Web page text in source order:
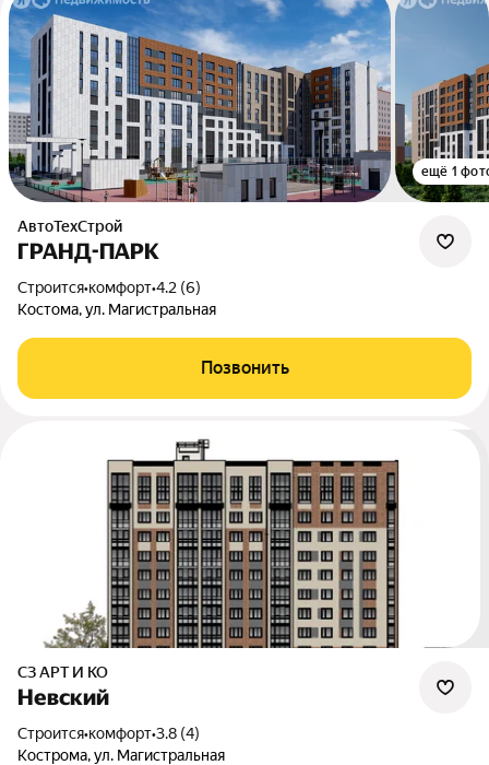
ещё 1
АвтоТехСтрой
ГРАНД-ПАРК
Строится•комфорт•4.2 (6)
Костома, ул. Магистральная
Позвонить
СЗ АРТ И КО
Невский
Строится•комфорт•3.8 (4)
Кострома, ул. Магистральная